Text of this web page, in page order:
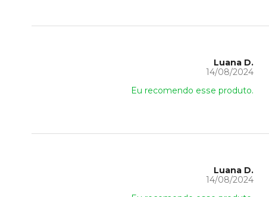
Luana D.
14/08/2024
Eu recomendo esse produto.
Luana D.
14/08/2024